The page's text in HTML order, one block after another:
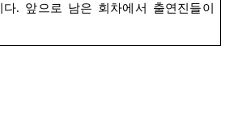
다. 앞으로 남은 회차에서 출연진들이